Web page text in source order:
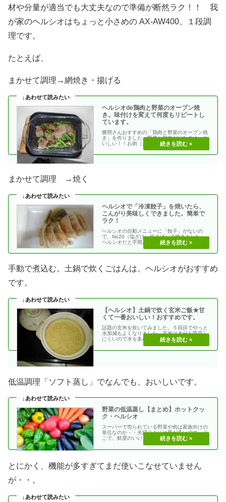
材や分量が適当でも大丈夫なので準備が断然ラク！！ 我
が家のヘルシオはちょっと小さめの AX-AW400、１段調
理です。
たとえば、
まかせて調理→網焼き・揚げる
ヘルシオde鶏肉と野菜のオーブン焼
き。味付けを変えて何度もリピートし
ています。
勝間さんおすすめの「鶏肉と野菜のオーブン焼
き」を作りました。野菜と鶏肉だけなのに、お
いしい！！お肉（たんぱく質）も簡単にとるこ
とができます。・・
まかせて調理 →焼く
ヘルシオで「冷凍餃子」を焼いたら、
こんがり美味しくできました。簡単で
ラク！
ヘルシオの自動メニューに「餃子」がないの
で、No20（塩ざけ・塩さば）で焼きました。
ヘルシオだと手間がかからないので楽！フライ
パンに餃子を並・・
手動で煮込む。土鍋で炊くごはんは、ヘルシオがおすすめ
です。
【ヘルシオ】土鍋で炊く玄米ご飯★甘
くて一番おいしい！おすすめです。
話題の玄米を炊いてみました。５回目でやっと
水加減もよくなりました。玄米は水分を吸収し
にくいので水を多めにして、炊いています。玄
米ご飯 1合手・・
低温調理「ソフト蒸し」でなんでも、おいしいです。
野菜の低温蒸し【まとめ】ホットクッ
ク・ヘルシオ
スーパーで売られている野菜や肉は家族向けの
単位なのか・・夫婦２人には量が多いです。そ
こで、鮮度のいいうちに蒸してから2、3日で使
とにかく、機能が多すぎてまだ使いこなせていません
が・・。